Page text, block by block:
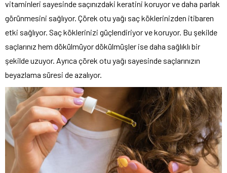
vitaminleri sayesinde saçınızdaki keratini koruyor ve daha parlak
görünmesini sağlıyor. Çörek otu yağı saç köklerinizden itibaren
etki sağlıyor. Saç köklerinizi güçlendiriyor ve koruyor. Bu şekilde
saçlarınız hem dökülmüyor dökülmüşler ise daha sağlıklı bir
şekilde uzuyor. Ayrıca çörek otu yağı sayesinde saçlarınızın
beyazlama süresi de azalıyor.